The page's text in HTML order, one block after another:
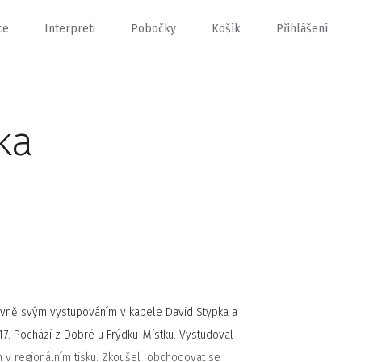
Interpreti Pobočky Košík Přihlášení
svým vystupováním v kapele David Stypka a
Pochází z Dobré u Frýdku-Místku. Vystudoval
v regionálním tisku. Zkoušel obchodovat se